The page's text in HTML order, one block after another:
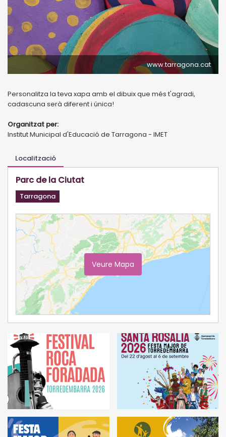
www.tarragona.cat
Personalitza la teva xapa amb el dibuix que més t'agradi,
cadascuna serà diferent i única!
Organitzat per:
Institut Municipal d'Educació de Tarragona - IMET
Localització
Parc de la Ciutat
Tarragona
Veure Mapa